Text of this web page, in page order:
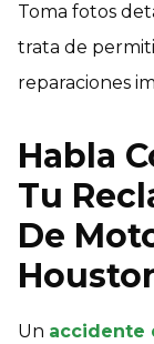
Toma fotos
trata de
reparaciones
Habla
Tu
De
Un accidente